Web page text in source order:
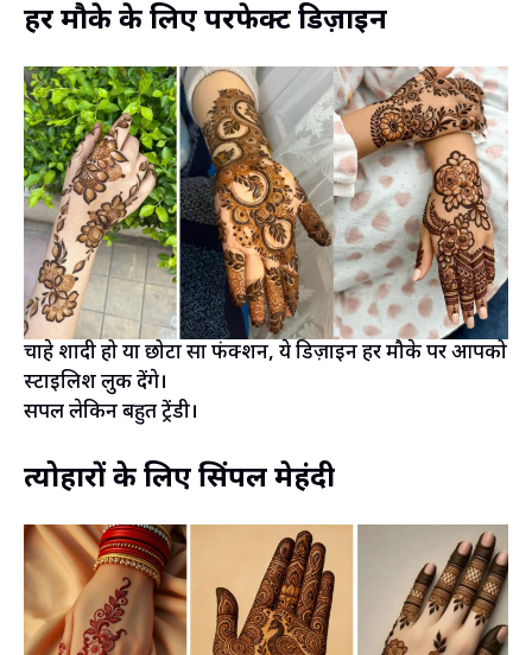
हर मौके के लिए परफेक्ट डिज़ाइन
चाहे शादी हो या छोटा सा फंक्शन, ये डिज़ाइन हर मौके पर आपको
स्टाइलिश लुक देंगे।
सिंपल लेकिन बहुत ट्रेंडी।
त्योहारों के लिए सिंपल मेहंदी